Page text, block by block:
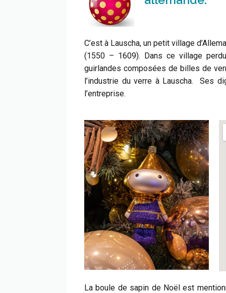
C’est à Lauscha, un petit village
(1550 – 1609). Dans ce village
guirlandes composées de billes de
l’industrie du verre à Lauscha. Ses
l’entreprise.
La boule de sapin de Noël est